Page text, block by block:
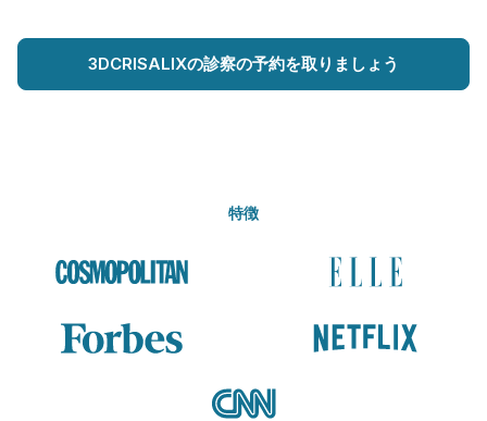
3DCRISALIXの診察の予約を取りましょう
特徴